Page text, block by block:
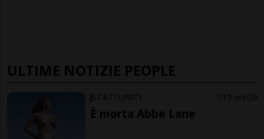
ULTIME NOTIZIE PEOPLE
STATI UNITI 19 ore 9
È morta Abbe Lane